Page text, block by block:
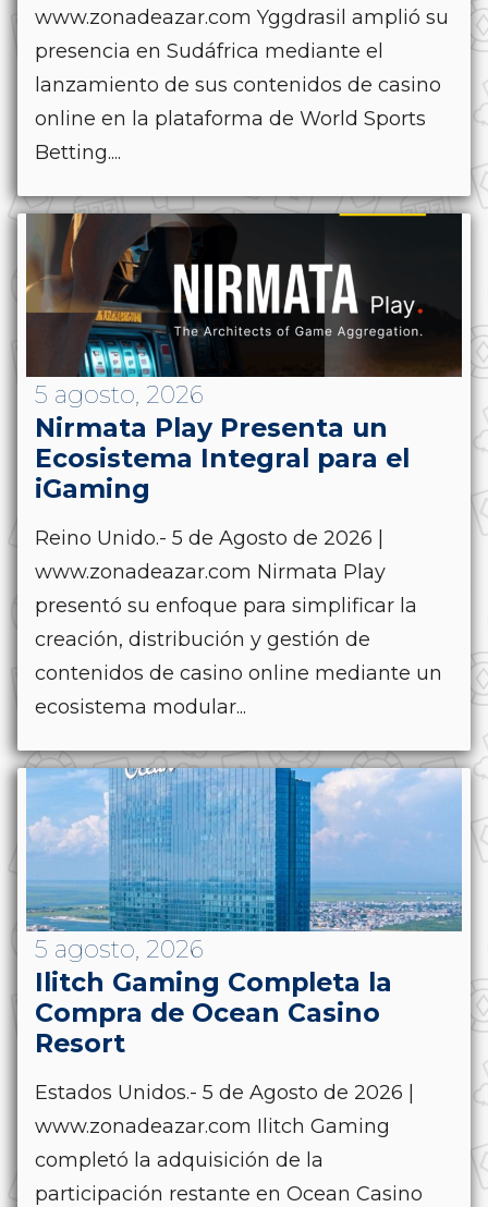
www.zonadeazar.com Yggdrasil amplió su
presencia en Sudáfrica mediante el
lanzamiento de sus contenidos de casino
online en la plataforma de World Sports
Betting....
5 agosto, 2026
Nirmata Play Presenta un
Ecosistema Integral para el
iGaming
Reino Unido.- 5 de Agosto de 2026 |
www.zonadeazar.com Nirmata Play
presentó su enfoque para simplificar la
creación, distribución y gestión de
contenidos de casino online mediante un
ecosistema modular...
5 agosto, 2026
Ilitch Gaming Completa la
Compra de Ocean Casino
Resort
Estados Unidos.- 5 de Agosto de 2026 |
www.zonadeazar.com Ilitch Gaming
completó la adquisición de la
participación restante en Ocean Casino